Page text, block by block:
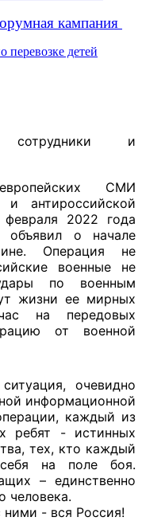
кампания
перевозке детей
сотрудники и
СМИ
и антироссийской
2022 года
объявил о начале
Операция не
военные не
по военным
жизни ее мирных
на передовых
от военной
очевидно
информационной
каждый из
ребят - истинных
тех, кто каждый
на поле боя.
– единственно
человека.
ними - вся Россия!